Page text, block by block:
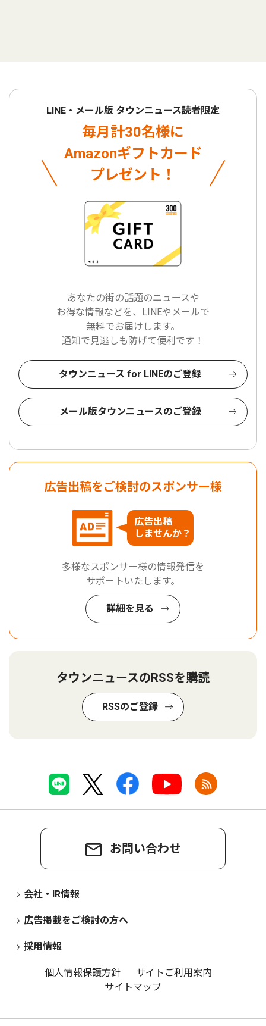
LINE・メール版 タウンニュース読者限定
毎月計30名様に
Amazonギフトカード
プレゼント！
あなたの街の話題のニュースや
お得な情報などを、LINEやメールで
無料でお届けします。
通知で見逃しも防げて便利です！
タウンニュース for LINEのご登録
メール版タウンニュースのご登録
広告出稿をご検討のスポンサー様
広告出稿
しませんか？
多様なスポンサー様の情報発信を
サポートいたします。
詳細を見る
タウンニュースのRSSを購読
RSSのご登録
お問い合わせ
会社・IR情報
広告掲載をご検討の方へ
採用情報
個人情報保護方針
サイトご利用案内
サイトマップ